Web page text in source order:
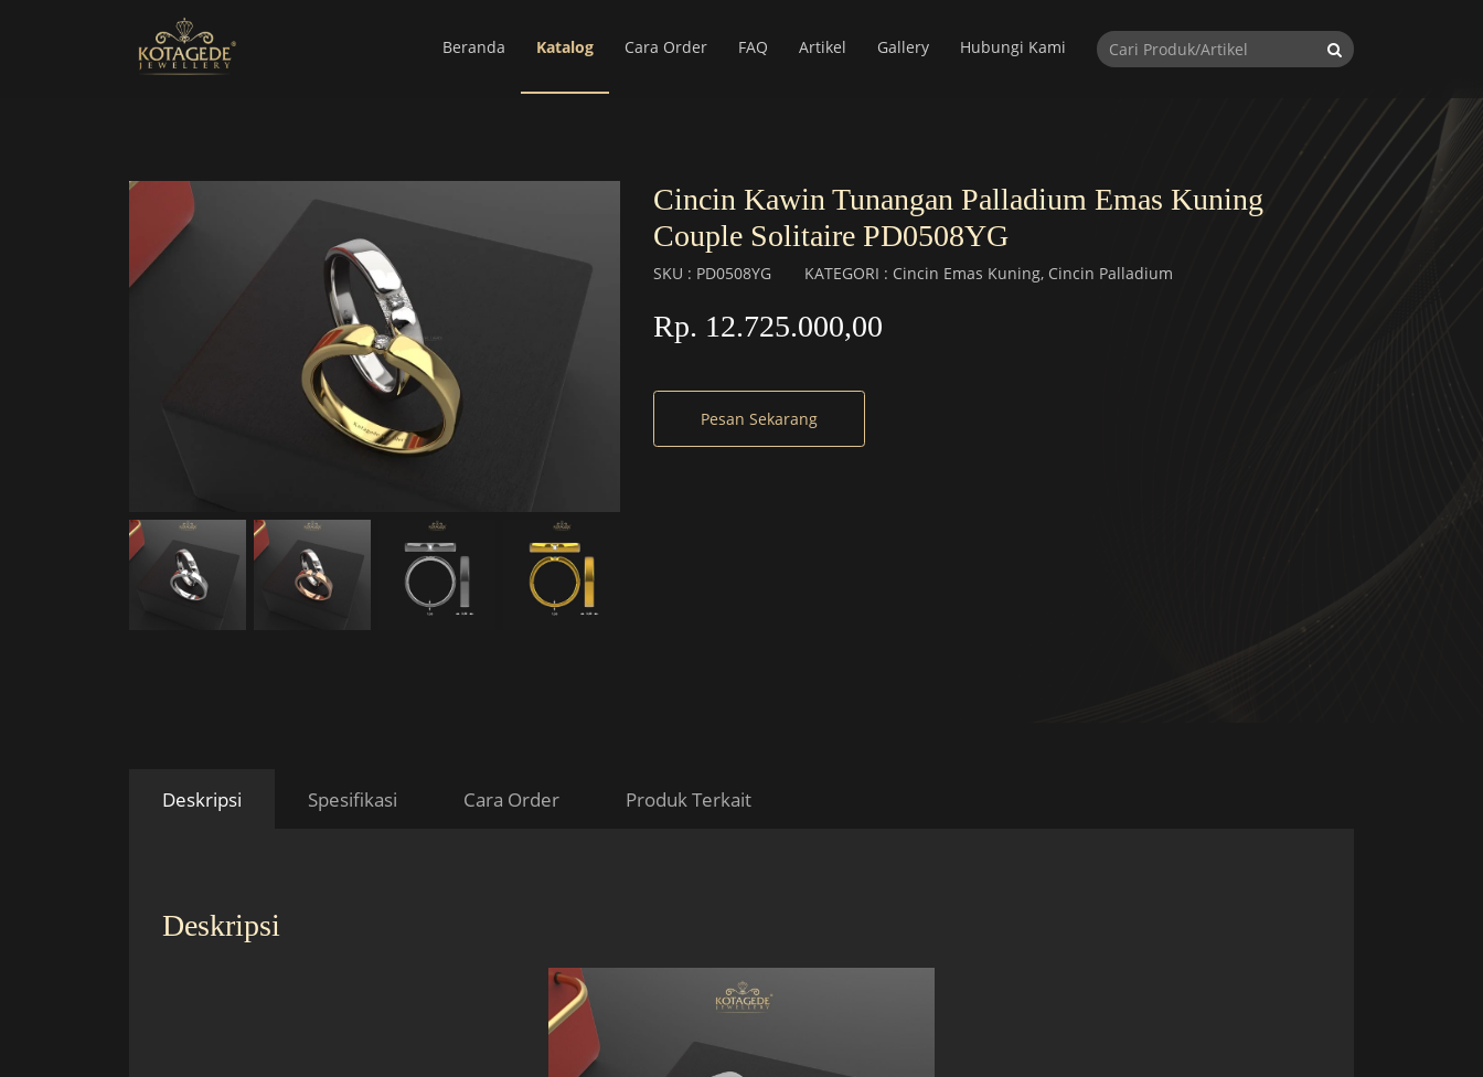
Beranda Katalog Cara Order FAQ Artikel Gallery Hubungi Kami
Cincin Kawin Tunangan Palladium Emas Kuning
Couple Solitaire PD0508YG
SKU : PD0508YG KATEGORI : Cincin Emas Kuning, Cincin Palladium
Rp. 12.725.000,00
Pesan Sekarang
Deskripsi Spesifikasi Cara Order Produk Terkait
Deskripsi